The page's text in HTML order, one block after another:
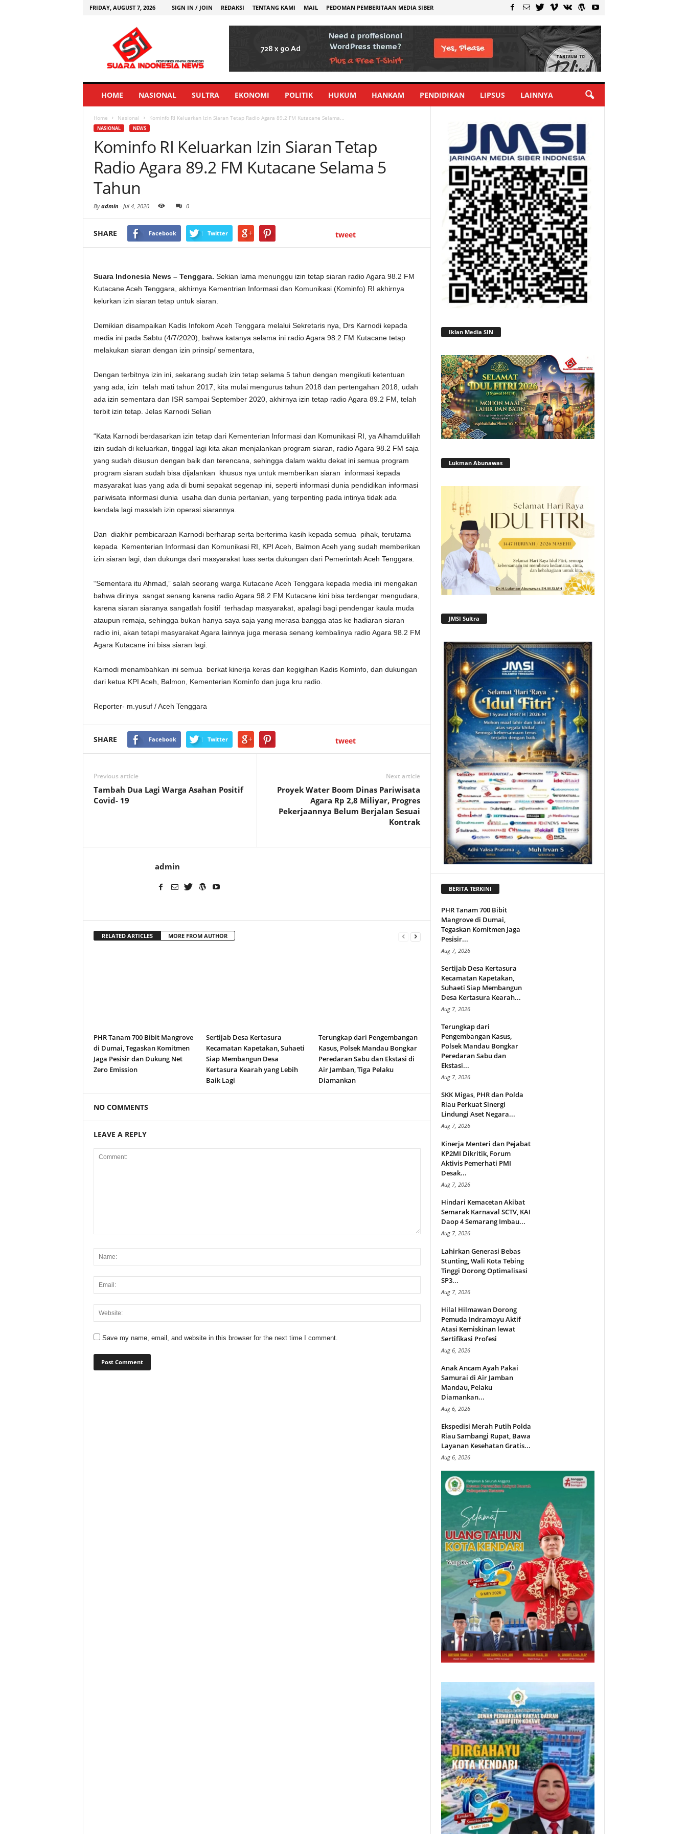
FRIDAY, AUGUST 7, 2026 SIGN IN / JOIN REDAKSI TENTANG KAMI MAIL PEDOMAN PEMBERITAAN MEDIA SIBER
HOME NASIONAL SULTRA EKONOMI POLITIK HUKUM HANKAM PENDIDIKAN LIPSUS LAINNYA
Home Nasional Kominfo RI Keluarkan Izin Siaran Tetap Radio Agara 89.2 FM Kutacane Selama...
NASIONAL NEWS
Kominfo RI Keluarkan Izin Siaran Tetap
Radio Agara 89.2 FM Kutacane Selama 5
Tahun
Byadmin - Jul 4, 2020 0
SHARE Facebook Twitter tweet
Suara Indonesia News – Tenggara. Sekian lama menunggu izin tetap siaran radio Agara 98.2 FM
Kutacane Aceh Tenggara, akhirnya Kementrian Informasi dan Komunikasi (Kominfo) RI akhirnya
kelurkan izin siaran tetap untuk siaran.
Demikian disampaikan Kadis Infokom Aceh Tenggara melalui Sekretaris nya, Drs Karnodi kepada
media ini pada Sabtu (4/7/2020), bahwa katanya selama ini radio Agara 98.2 FM Kutacane tetap
melakukan siaran dengan izin prinsip/ sementara,
Dengan terbitnya izin ini, sekarang sudah izin tetap selama 5 tahun dengan mengikuti ketentuan
yang ada, izin telah mati tahun 2017, kita mulai mengurus tahun 2018 dan pertengahan 2018, udah
ada izin sementara dan ISR sampai September 2020, akhirnya izin tetap radio Agara 89.2 FM, telah
terbit izin tetap. Jelas Karnodi Selian
“Kata Karnodi berdasarkan izin tetap dari Kementerian lnformasi dan Komunikasi RI, ya Alhamdulillah
izin sudah di keluarkan, tinggal lagi kita akan menjalankan program siaran, radio Agara 98.2 FM saja
yang sudah disusun dengan baik dan terencana, sehingga dalam waktu dekat ini semua program
program siaran sudah bisa dijalankan khusus nya untuk memberikan siaran informasi kepada
masyarakat luas yang ada di bumi sepakat segenap ini, seperti informasi dunia pendidikan informasi
pariwisata informasi dunia usaha dan dunia pertanian, yang terpenting pada intinya tidak ada
kendala lagi masalah izin operasi siarannya.
Dan diakhir pembicaraan Karnodi berharap serta berterima kasih kepada semua pihak, terutama
kepada Kementerian Informasi dan Komunikasi RI, KPI Aceh, Balmon Aceh yang sudah memberikan
izin siaran lagi, dan dukunga dari masyarakat luas serta dukungan dari Pemerintah Aceh Tenggara.
“Sementara itu Ahmad,” salah seorang warga Kutacane Aceh Tenggara kepada media ini mengakan
bahwa dirinya sangat senang karena radio Agara 98.2 FM Kutacane kini bisa terdengar mengudara,
karena siaran siaranya sangatlah fositif terhadap masyarakat, apalagi bagi pendengar kaula muda
ataupun remaja, sehingga bukan hanya saya saja yang merasa bangga atas ke hadiaran siaran
radio ini, akan tetapi masyarakat Agara lainnya juga merasa senang kembalinya radio Agara 98.2 FM
Agara Kutacane ini bisa siaran lagi.
Karnodi menambahkan ini semua berkat kinerja keras dan kegigihan Kadis Kominfo, dan dukungan
dari ketua KPI Aceh, Balmon, Kementerian Kominfo dan juga kru radio.
Reporter- m.yusuf / Aceh Tenggara
SHARE Facebook Twitter tweet
Previous article
Tambah Dua Lagi Warga Asahan Positif
Covid- 19
Next article
Proyek Water Boom Dinas Pariwisata
Agara Rp 2,8 Miliyar, Progres
Pekerjaannya Belum Berjalan Sesuai
Kontrak
admin
RELATED ARTICLES MORE FROM AUTHOR
PHR Tanam 700 Bibit Mangrove
di Dumai, Tegaskan Komitmen
Jaga Pesisir dan Dukung Net
Zero Emission
Sertijab Desa Kertasura
Kecamatan Kapetakan, Suhaeti
Siap Membangun Desa
Kertasura Kearah yang Lebih
Baik Lagi
Terungkap dari Pengembangan
Kasus, Polsek Mandau Bongkar
Peredaran Sabu dan Ekstasi di
Air Jamban, Tiga Pelaku
Diamankan
NO COMMENTS
LEAVE A REPLY
Save my name, email, and website in this browser for the next time I comment.
Iklan Media SIN
Lukman Abunawas
JMSI Sultra
BERITA TERKINI
PHR Tanam 700 Bibit
Mangrove di Dumai,
Tegaskan Komitmen Jaga
Pesisir...
Aug 7, 2026
Sertijab Desa Kertasura
Kecamatan Kapetakan,
Suhaeti Siap Membangun
Desa Kertasura Kearah...
Aug 7, 2026
Terungkap dari
Pengembangan Kasus,
Polsek Mandau Bongkar
Peredaran Sabu dan
Ekstasi...
Aug 7, 2026
SKK Migas, PHR dan Polda
Riau Perkuat Sinergi
Lindungi Aset Negara...
Aug 7, 2026
Kinerja Menteri dan Pejabat
KP2MI Dikritik, Forum
Aktivis Pemerhati PMI
Desak...
Aug 7, 2026
Hindari Kemacetan Akibat
Semarak Karnaval SCTV, KAI
Daop 4 Semarang Imbau...
Aug 7, 2026
Lahirkan Generasi Bebas
Stunting, Wali Kota Tebing
Tinggi Dorong Optimalisasi
SP3...
Aug 7, 2026
Hilal Hilmawan Dorong
Pemuda Indramayu Aktif
Atasi Kemiskinan lewat
Sertifikasi Profesi
Aug 6, 2026
Anak Ancam Ayah Pakai
Samurai di Air Jamban
Mandau, Pelaku
Diamankan...
Aug 6, 2026
Ekspedisi Merah Putih Polda
Riau Sambangi Rupat, Bawa
Layanan Kesehatan Gratis...
Aug 6, 2026